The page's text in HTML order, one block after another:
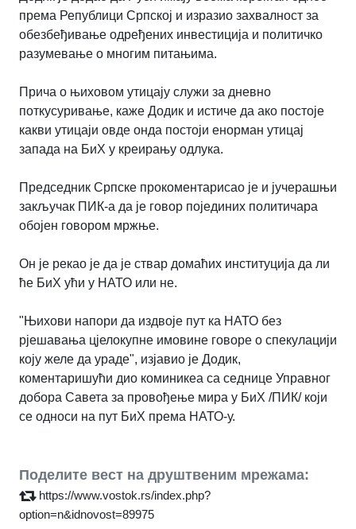
према Републици Српској и изразио захвалност за
обезбеђивање одређених инвестиција и политичко
разумевање о многим питањима.
Прича о њиховом утицају служи за дневно
поткусуривање, каже Додик и истиче да ако постоје
какви утицаји овде онда постоји енорман утицај
запада на БиХ у креирању одлука.
Председник Српске прокоментарисао је и јучерашњи
закључак ПИК-а да је говор појединих политичара
обојен говором мржње.
Он је рекао је да је ствар домаћих институција да ли
ће БиХ ући у НАТО или не.
"Њихови напори да издвоје пут ка НАТО без
рјешавања цјелокупне имовине говоре о спекулацији
коју желе да ураде", изјавио је Додик,
коментаришући дио коминикеа са седнице Управног
добора Савета за провођење мира у БиХ /ПИК/ који
се односи на пут БиХ према НАТО-у.
Поделите вест на друштвеним мрежама:
https://www.vostok.rs/index.php?
option=n&idnovost=89975